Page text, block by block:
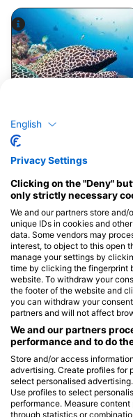
Alamy-WaterFrame
Moréna angolna
32Megfigyelések
J F M A M J J A S O N D
Merülőközpontok,
merülőhelyet
LE BRUSC PLONGÉE
29 rue des Pêcheurs, 83140 SIX-
FOURS-LES-PLAGES,
FranciaorszÁg
English
Privacy Settings
Clicking on the "Deny"
only strictly necessary
We and our partners store
unique IDs in cookies and
data. Some vendors may
interest, to object to this open
manage your settings by
time by clicking the fingerprint
website. To withdraw your
the footer of the website and
you can withdraw your
partners and will not affect
We and our partners
performance and to do
Store and/or access
advertising. Create profiles for
select personalised
Use profiles to select
performance. Measure
through statistics or